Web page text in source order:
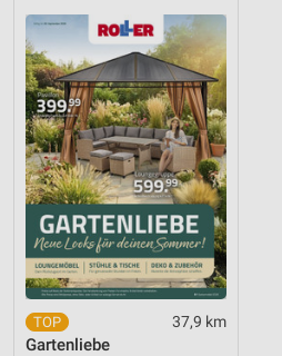
37,9 km
Gartenliebe